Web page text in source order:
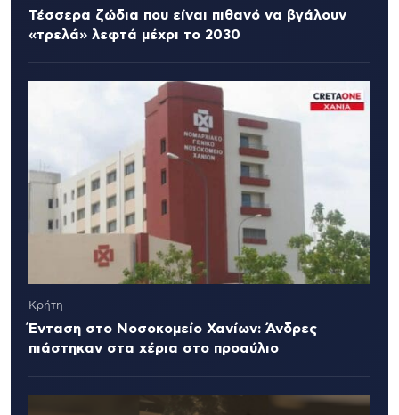
Τέσσερα ζώδια που είναι πιθανό να βγάλουν
«τρελά» λεφτά μέχρι το 2030
Κρήτη
Ένταση στο Νοσοκομείο Χανίων: Άνδρες
πιάστηκαν στα χέρια στο προαύλιο